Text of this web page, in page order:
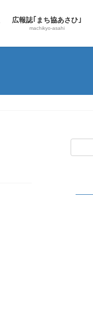
広報誌｢まち協あさひ｣
machikyo-asahi